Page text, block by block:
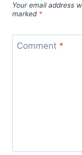
Your email address
marked *
Comment *